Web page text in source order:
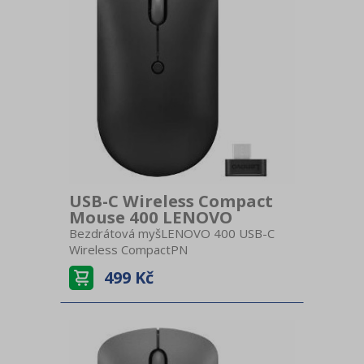
USB-C Wireless Compact
Mouse 400 LENOVO
Bezdrátová myšLENOVO 400 USB-C
Wireless CompactPN
GY51D20865Bezdrátová technologie
2.4GHz, USB-CTři úrovně DPI 800,
1600, 2400 DPI4 tlačítka3 miliony
baterieRozměry 35 × 100 × 58
mmHmotnost 55gBarva Černá
499 Kč